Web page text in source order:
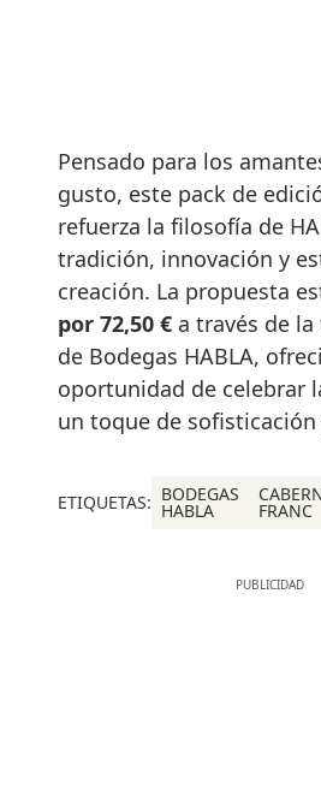
Pensado para los
gusto, este pack de
refuerza la filosofía de
tradición, innovación y
creación. La propuesta
por 72,50 € a través de
de Bodegas HABLA,
oportunidad de celebrar
un toque de
ETIQUETAS: BODEGAS
HABLA FRANC